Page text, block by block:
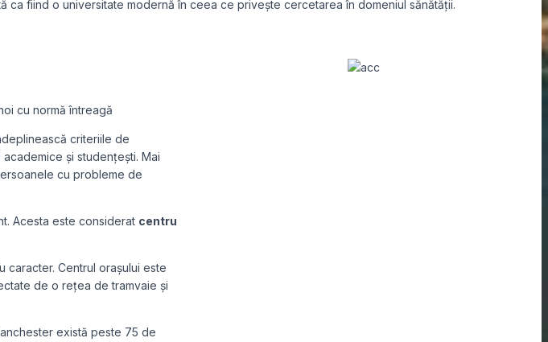
ca fiind o universitate modernă în ceea ce privește cercetarea în domeniul sănătății.
cu normă întreagă
criteriile de
și studențești. Mai
cu probleme de
Acesta este considerat centru
caracter. Centrul orașului este
de o rețea de tramvaie și
există peste 75 de